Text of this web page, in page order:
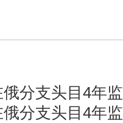
俄分支头目4年
俄分支头目4年